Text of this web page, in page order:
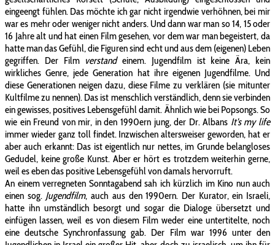
eingeengt fühlen. Das möchte ich gar nicht irgendwie verhöhnen, bei mir
war es mehr oder weniger nicht anders. Und dann war man so 14, 15 oder
16 Jahre alt und hat einen Film gesehen, vor dem war man begeistert, da
hatte man das Gefühl, die Figuren sind echt und aus dem (eigenen) Leben
gegriffen. Der Film verstandeinem. Jugendfilm ist keine Ära, kein
wirkliches Genre, jede Generation hat ihre eigenen Jugendfilme. Und
diese Generationen neigen dazu, diese Filme zu verklären (sie mitunter
Kultfilme zu nennen). Das ist menschlich verständlich, denn sie verbinden
ein gewisses, positives Lebensgefühl damit. Ähnlich wie bei Popsongs. So
wie ein Freund von mir, in den 1990ern jung, der Dr. Albans It's my life
immer wieder ganz toll findet. Inzwischen altersweiser geworden, hat er
aber auch erkannt: Das ist eigentlich nur nettes, im Grunde belangloses
Gedudel, keine große Kunst. Aber er hört es trotzdem weiterhin gerne,
weil es eben das positive Lebensgefühl von damals hervorruft.
An einem verregneten Sonntagabend sah ich kürzlich im Kino nun auch
einen sog. Jugendfilm, auch aus den 1990ern. Der Kurator, ein Israeli,
hatte ihn umständlich besorgt und sogar die Dialoge übersetzt und
einfügen lassen, weil es von diesem Film weder eine untertitelte, noch
eine deutsche Synchronfassung gab. Der Film war 1996 unter den